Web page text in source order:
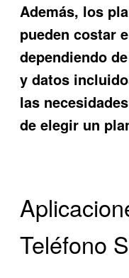
Además, los
pueden costar
dependiendo
y datos
las
de elegir un
Teléfono